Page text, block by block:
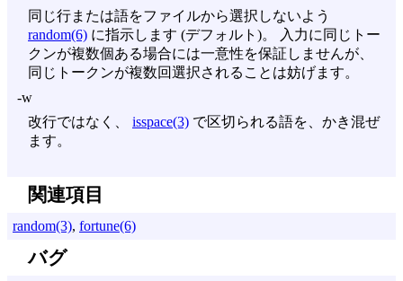
同じ行または語をファイルから選択しないよう
random(6) に指示します (デフォルト)。 入力に同じトー
クンが複数個ある場合には一意性を保証しませんが、
同じトークンが複数回選択されることは妨げます。
-w
改行ではなく、 isspace(3) で区切られる語を、かき混ぜ
ます。
関連項目
random(3), fortune(6)
バグ